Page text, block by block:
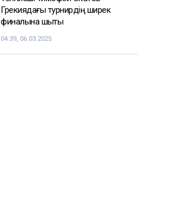
Грекиядағы турнирдің ширек
финалына шықты
04:39, 06.03.2025